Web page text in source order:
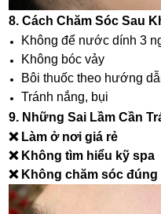
8. Cách Chăm Sóc Sau
Không để nước dính 3
Không bóc vảy
Bôi thuốc theo hướng
Tránh nắng, bụi
9. Những Sai Lầm Cần
❌ Làm ở nơi giá rẻ
❌ Không tìm hiểu kỹ spa
❌ Không chăm sóc đúng